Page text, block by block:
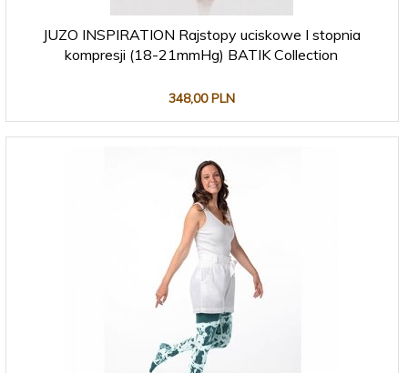
JUZO INSPIRATION Rajstopy uciskowe I stopnia
kompresji (18-21mmHg) BATIK Collection
348,00 PLN